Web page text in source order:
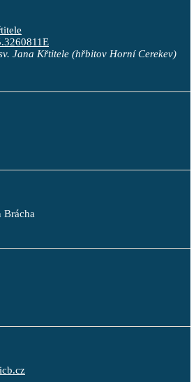
Jana Křtitele (hřbitov Horní Cerekev)
Brácha